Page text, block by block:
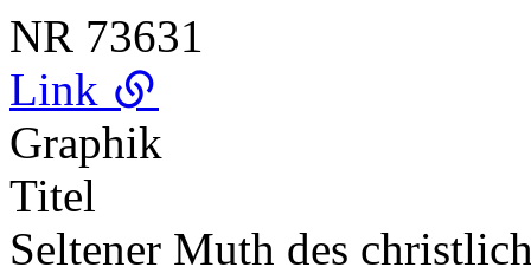
NR 73631
Link
Graphik
Titel
Seltener Muth des